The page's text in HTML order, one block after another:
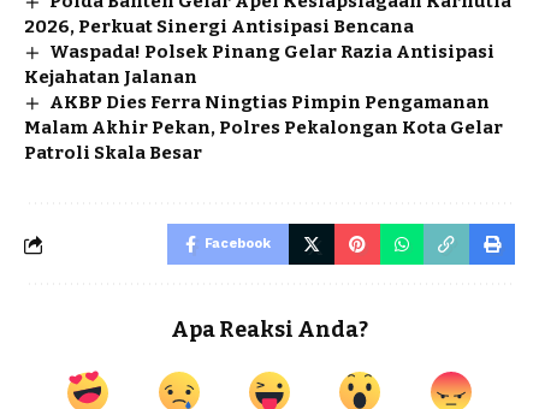
2026, Perkuat Sinergi Antisipasi Bencana
Waspada! Polsek Pinang Gelar Razia Antisipasi
Kejahatan Jalanan
AKBP Dies Ferra Ningtias Pimpin Pengamanan
Malam Akhir Pekan, Polres Pekalongan Kota Gelar
Patroli Skala Besar
Facebook
Apa Reaksi Anda?